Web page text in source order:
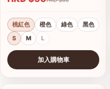
桃紅色 橙色 綠色
黑色
S
M L
加入購物車
查看圖片
English